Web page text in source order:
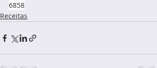
6858
Receitas